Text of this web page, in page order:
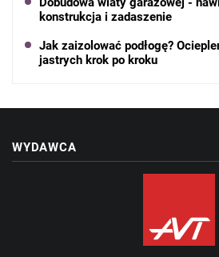
konstrukcja i zadaszenie
Jak zaizolować podłogę?
jastrych krok po kroku
WYDAWCA